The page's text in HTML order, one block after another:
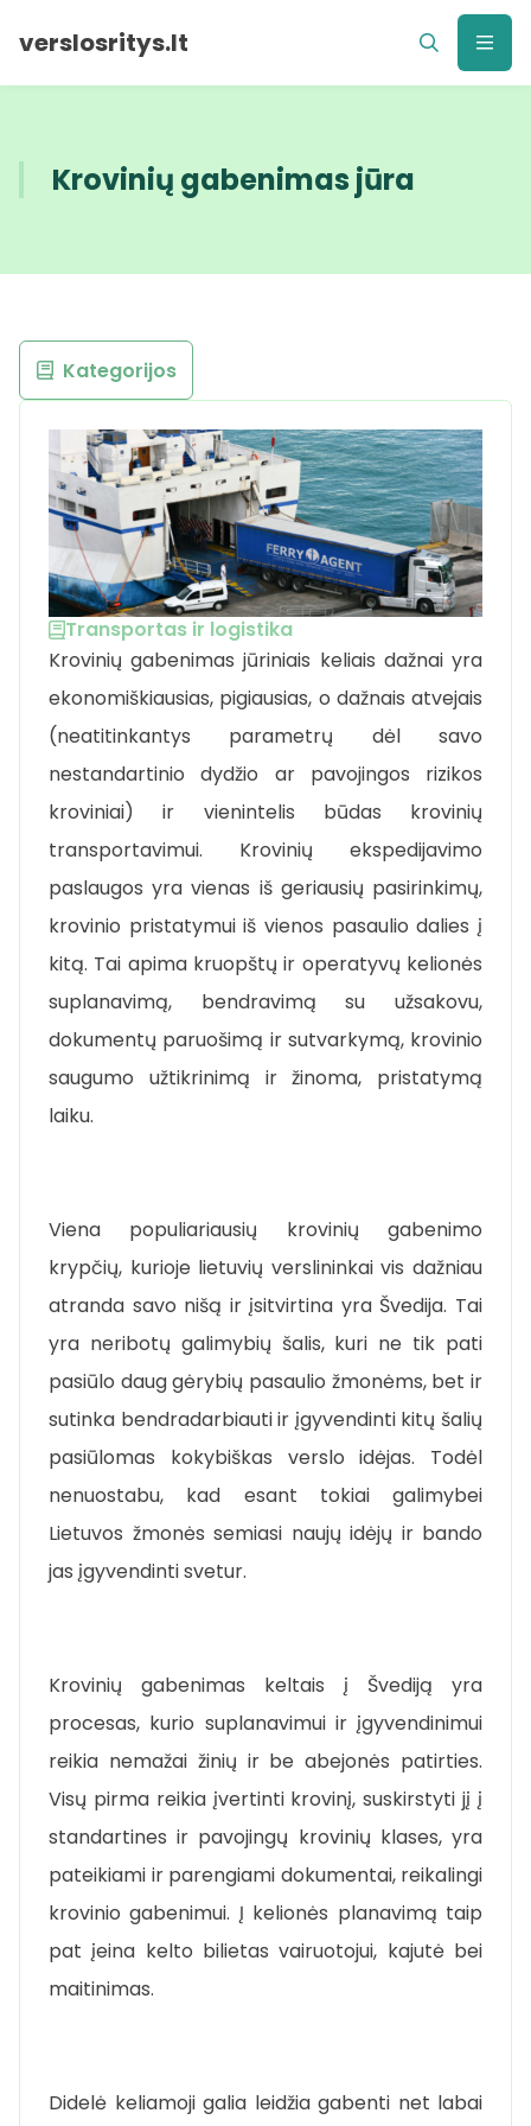
verslosritys.lt
Krovinių gabenimas jūra
Transportas ir logistika
Krovinių gabenimas jūriniais keliais dažnai yra
ekonomiškiausias, pigiausias, o dažnais atvejais
(neatitinkantys parametrų dėl savo
nestandartinio dydžio ar pavojingos rizikos
kroviniai) ir vienintelis būdas krovinių
transportavimui. Krovinių ekspedijavimo
paslaugos yra vienas iš geriausių pasirinkimų,
krovinio pristatymui iš vienos pasaulio dalies į
kitą. Tai apima kruopštų ir operatyvų kelionės
suplanavimą, bendravimą su užsakovu,
dokumentų paruošimą ir sutvarkymą, krovinio
saugumo užtikrinimą ir žinoma, pristatymą
laiku.
Viena populiariausių krovinių gabenimo
krypčių, kurioje lietuvių verslininkai vis dažniau
atranda savo nišą ir įsitvirtina yra Švedija. Tai
yra neribotų galimybių šalis, kuri ne tik pati
pasiūlo daug gėrybių pasaulio žmonėms, bet ir
sutinka bendradarbiauti ir įgyvendinti kitų šalių
pasiūlomas kokybiškas verslo idėjas. Todėl
nenuostabu, kad esant tokiai galimybei
Lietuvos žmonės semiasi naujų idėjų ir bando
jas įgyvendinti svetur.
Krovinių gabenimas keltais į Švediją yra
procesas, kurio suplanavimui ir įgyvendinimui
reikia nemažai žinių ir be abejonės patirties.
Visų pirma reikia įvertinti krovinį, suskirstyti jį į
standartines ir pavojingų krovinių klases, yra
pateikiami ir parengiami dokumentai, reikalingi
krovinio gabenimui. Į kelionės planavimą taip
pat įeina kelto bilietas vairuotojui, kajutė bei
maitinimas.
Didelė keliamoji galia leidžia gabenti net labai
Kategorijos